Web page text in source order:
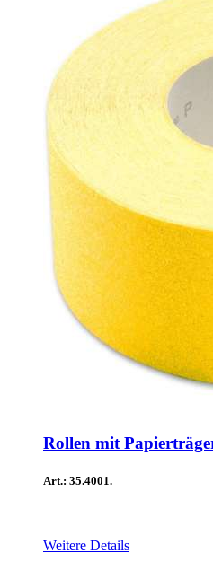
Rollen mit
Art.: 35.4001.
Weitere Details